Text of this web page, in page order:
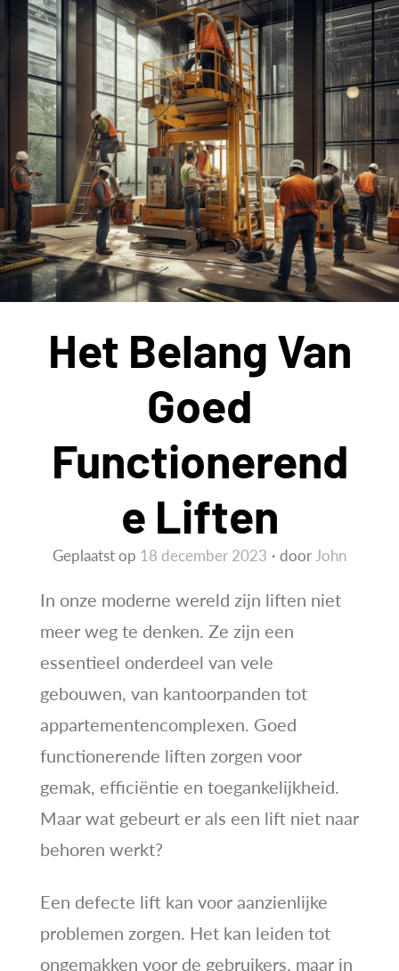
Het Belang Van
Goed
Functionerend
E Liften
Geplaatst op 18 december 2023 door John
In onze moderne wereld zijn liften niet
meer weg te denken. Ze zijn een
essentieel onderdeel van vele
gebouwen, van kantoorpanden tot
appartementencomplexen. Goed
functionerende liften zorgen voor
gemak, efficiëntie en toegankelijkheid.
Maar wat gebeurt er als een lift niet naar
behoren werkt?
Een defecte lift kan voor aanzienlijke
problemen zorgen. Het kan leiden tot
ongemakken voor de gebruikers, maar in